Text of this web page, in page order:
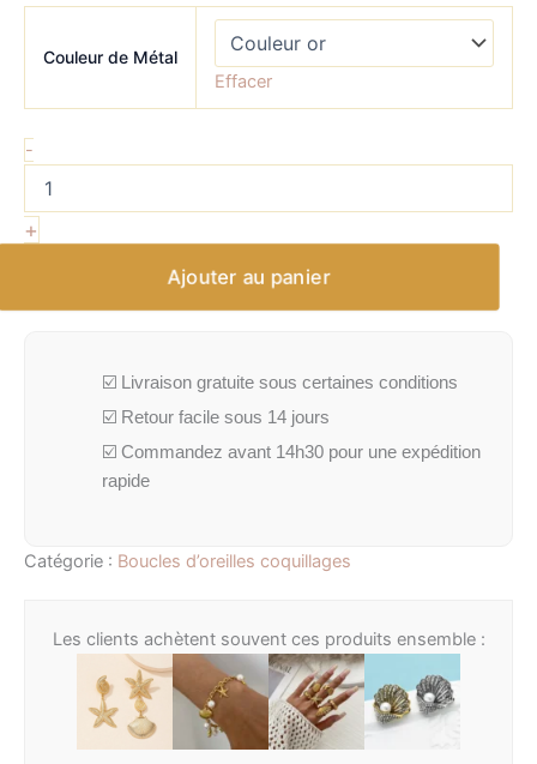
Couleur de Métal
Effacer
-
+
Ajouter au panier
☑️ Livraison gratuite sous certaines conditions
☑️ Retour facile sous 14 jours
☑️ Commandez avant 14h30 pour une expédition
rapide
Catégorie : Boucles d’oreilles coquillages
Les clients achètent souvent ces produits ensemble :